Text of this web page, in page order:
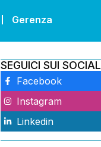
Gerenza
SEGUICI SUI SOCIAL
Facebook
Instagram
Linkedin